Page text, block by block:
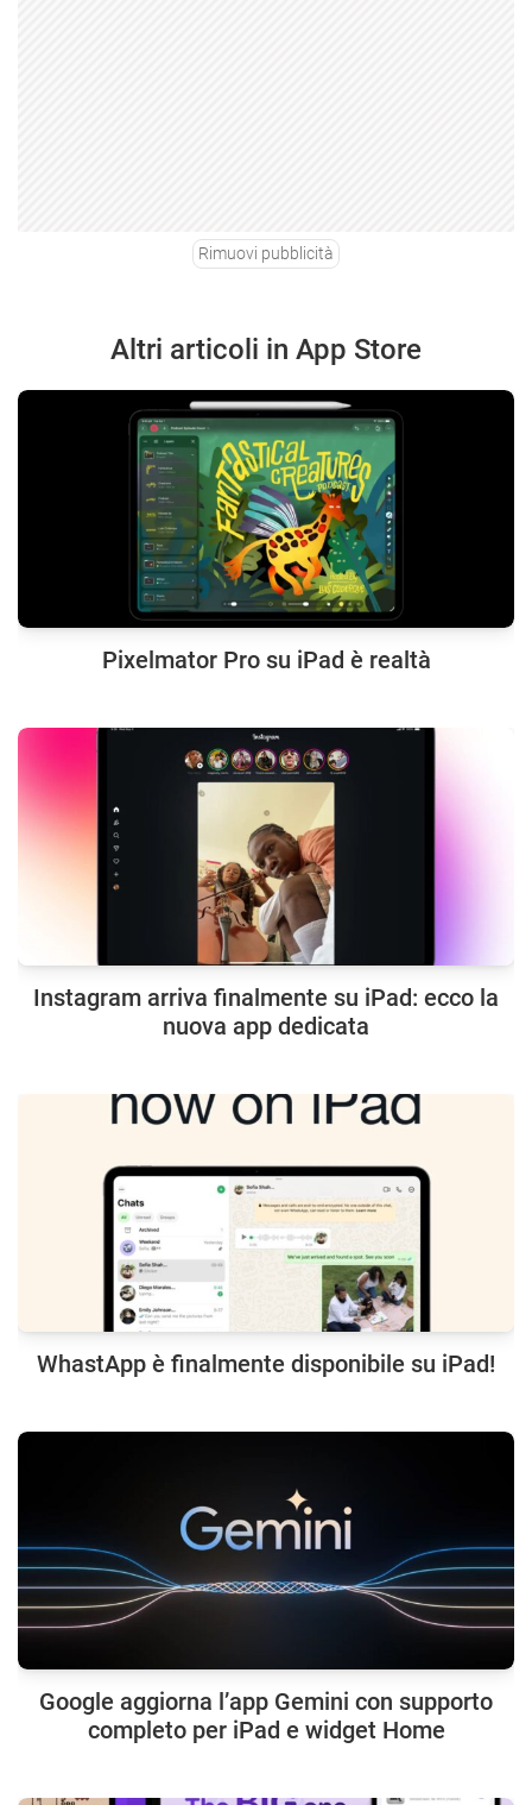
Rimuovi pubblicità
Altri articoli in App Store
Pixelmator Pro su iPad è realtà
Instagram arriva finalmente su iPad: ecco la
nuova app dedicata
WhastApp è finalmente disponibile su iPad!
Google aggiorna l’app Gemini con supporto
completo per iPad e widget Home